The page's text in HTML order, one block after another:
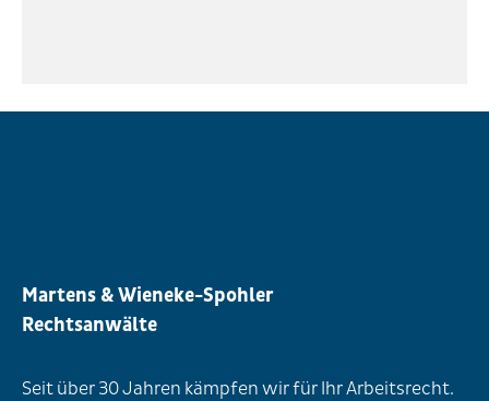
Martens & Wieneke-Spohler
Rechtsanwälte
Seit über 30 Jahren kämpfen wir für Ihr Arbeitsrecht.